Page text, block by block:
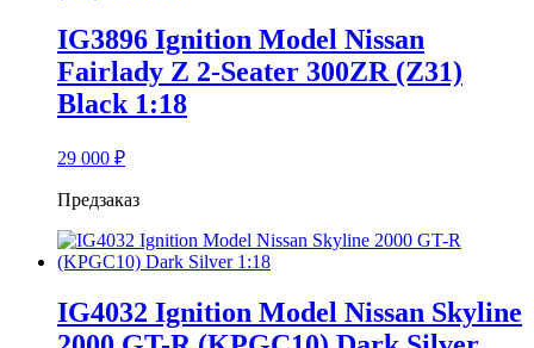
IG3896 Ignition Model Nissan
Fairlady Z 2-Seater 300ZR (Z31)
Black 1:18
29 000 ₽
Предзаказ
IG4032 Ignition Model Nissan Skyline